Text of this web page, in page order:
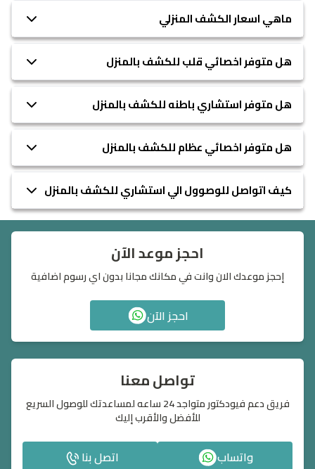
ماهي اسعار الكشف المنزلي
هل متوفر اخصائي قلب للكشف بالمنزل
هل متوفر استشاري باطنه للكشف بالمنزل
هل متوفر اخصائي عظام للكشف بالمنزل
كيف اتواصل للوصوول الي استشاري للكشف بالمنزل
احجز موعد الآن
إحجز موعدك الان وانت في مكانك مجانا بدون اي رسوم اضافية
احجز الآن
تواصل معنا
فريق دعم فيودكتور متواجد 24 ساعه لمساعدتك للوصول السريع
للأفضل والأقرب إليك
واتساب اتصل بنا